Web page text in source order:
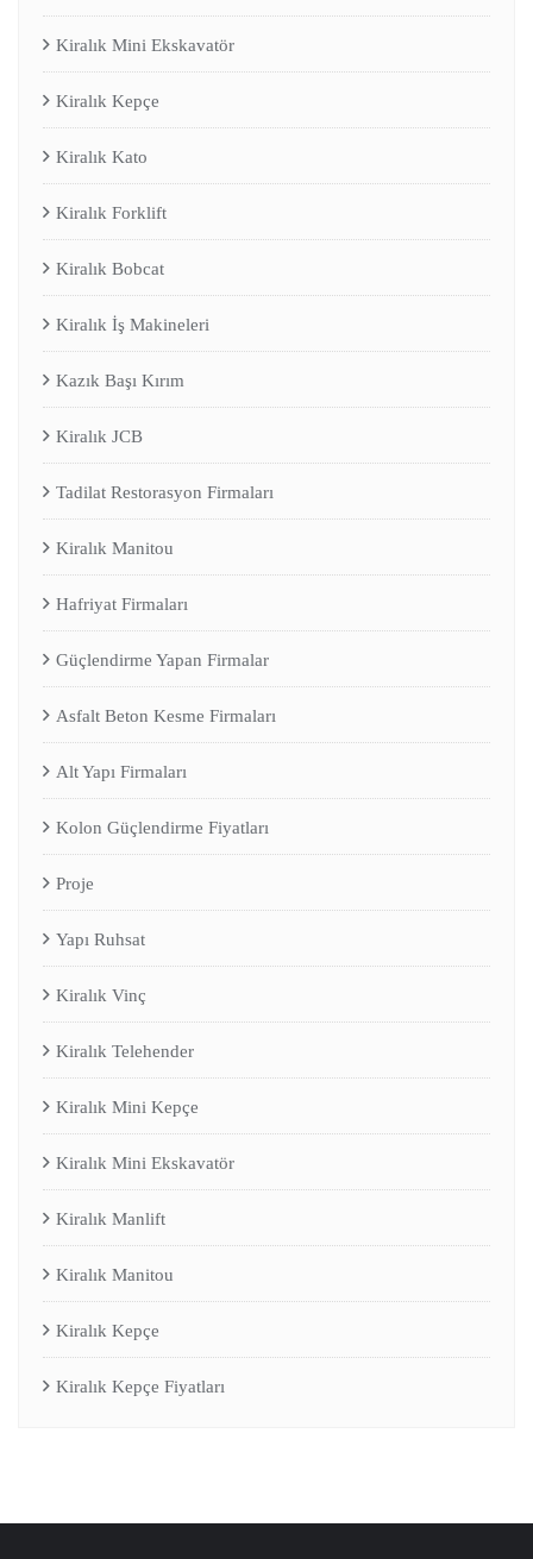
Kiralık Mini Ekskavatör
Kiralık Kepçe
Kiralık Kato
Kiralık Forklift
Kiralık Bobcat
Kiralık İş Makineleri
Kazık Başı Kırım
Kiralık JCB
Tadilat Restorasyon Firmaları
Kiralık Manitou
Hafriyat Firmaları
Güçlendirme Yapan Firmalar
Asfalt Beton Kesme Firmaları
Alt Yapı Firmaları
Kolon Güçlendirme Fiyatları
Proje
Yapı Ruhsat
Kiralık Vinç
Kiralık Telehender
Kiralık Mini Kepçe
Kiralık Mini Ekskavatör
Kiralık Manlift
Kiralık Manitou
Kiralık Kepçe
Kiralık Kepçe Fiyatları